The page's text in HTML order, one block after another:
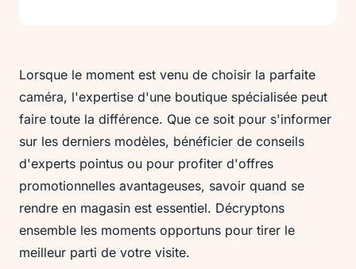
Lorsque le moment est venu de choisir la parfaite
caméra, l'expertise d'une boutique spécialisée peut
faire toute la différence. Que ce soit pour s'informer
sur les derniers modèles, bénéficier de conseils
d'experts pointus ou pour profiter d'offres
promotionnelles avantageuses, savoir quand se
rendre en magasin est essentiel. Décryptons
ensemble les moments opportuns pour tirer le
meilleur parti de votre visite.